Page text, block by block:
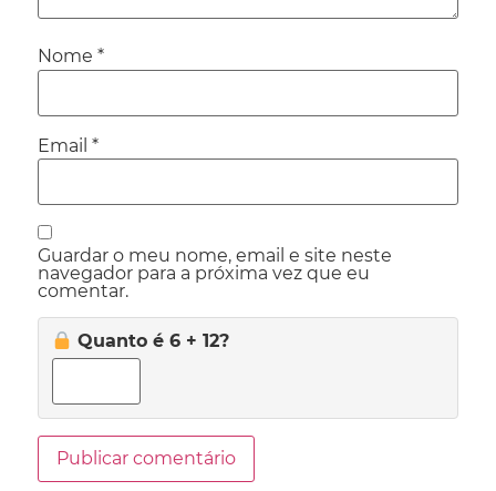
Nome *
Email *
Guardar o meu nome, email e site neste
navegador para a próxima vez que eu
comentar.
Quanto é 6 + 12?